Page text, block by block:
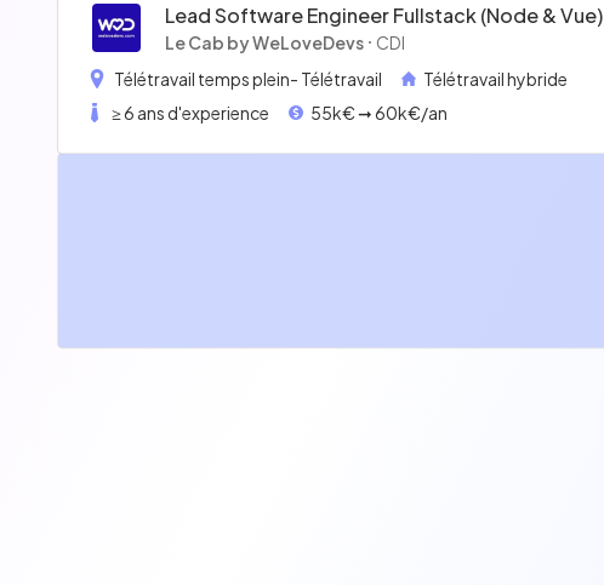
Lead Software Engineer Fullstack (node & Vue)
45/60k Hybride À Rennes
Le Cab by WeLoveDevs
CDI
Télétravail temps plein- Télétravail
Télétravail hybride
≥ 6 ans d'experience
55k€ ➞ 60k€/an